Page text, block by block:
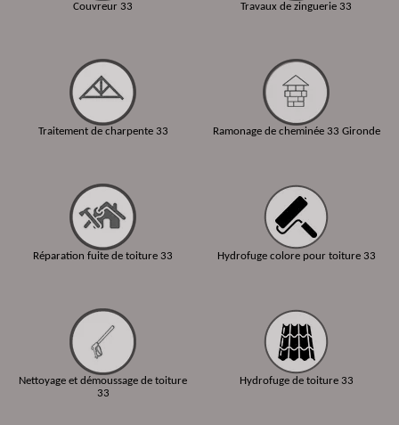
Couvreur 33
Traitement de charpente 33
Réparation fuite de toiture 33
Nettoyage et démoussage de toiture
33
Travaux de zinguerie 33
Ramonage de cheminée 33 Gironde
Hydrofuge colore pour toiture 33
Hydrofuge de toiture 33